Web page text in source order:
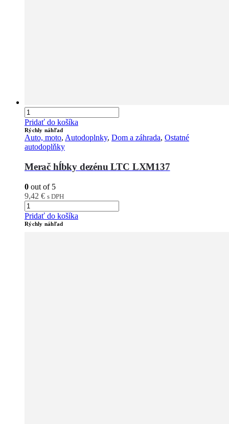
Pridať do košíka
Rýchly náhľad
Auto, moto, Autodoplnky, Dom a záhrada, Ostatné
autodoplňky
Merač hĺbky dezénu LTC LXM137
0 out of 5
9,42 € s DPH
Pridať do košíka
Rýchly náhľad